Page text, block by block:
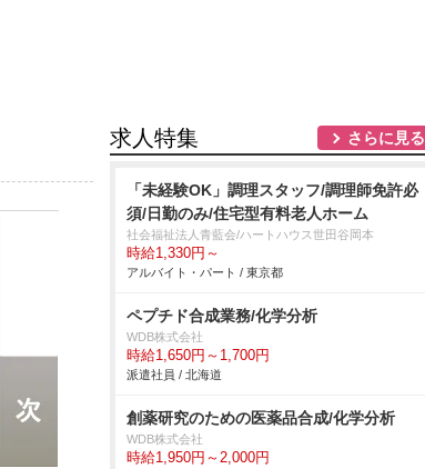
求人特集 さらに見る
「未経験OK」調理スタッフ/調理師免許必
須/日勤のみ/住宅型有料老人ホーム
社会福祉法人青藍会/ハートハウス世田谷岡本
時給1,330円～
アルバイト・パート / 東京都
ペプチド合成業務/化学分析
WDB株式会社
時給1,650円～1,700円
派遣社員 / 北海道
創薬研究のための医薬品合成/化学分析
WDB株式会社
時給1,950円～2,000円